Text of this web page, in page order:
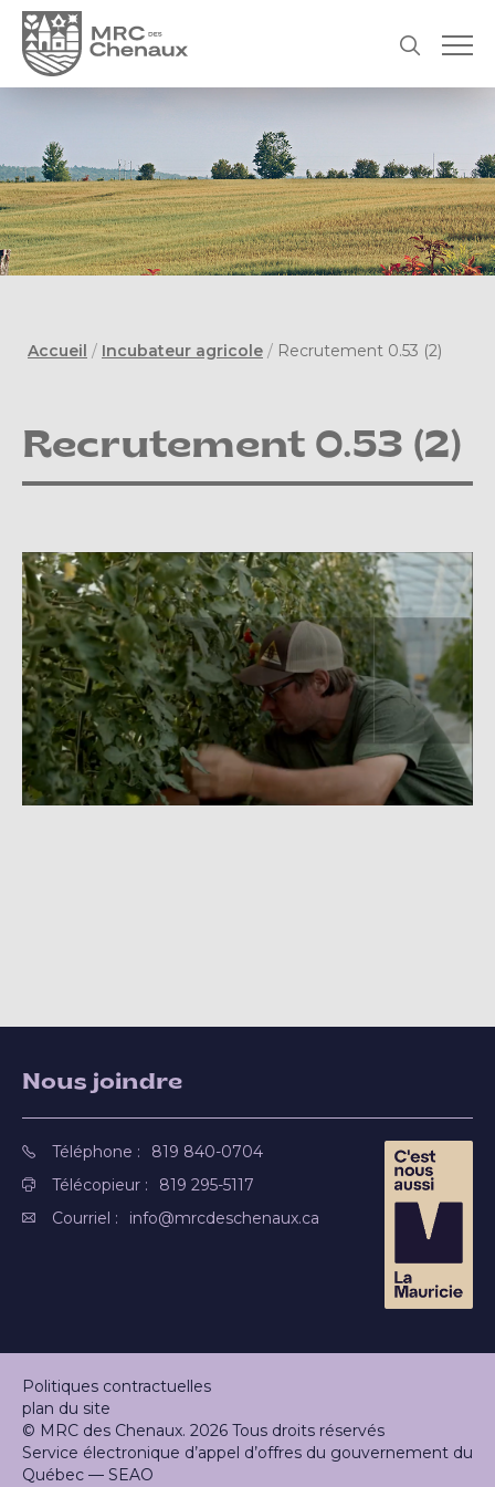
Accueil / Incubateur agricole / Recrutement 0.53 (2)
Recrutement 0.53 (2)
Nous joindre
Téléphone :
819 840-0704
Télécopieur :
819 295-5117
Courriel :
info@mrcdeschenaux.ca
Politiques contractuelles
plan du site
© MRC des Chenaux. 2026 Tous droits réservés
Service électronique d’appel d’offres du gouvernement du
Québec — SEAO